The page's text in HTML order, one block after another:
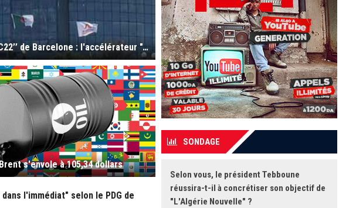
Salon Mondial ‘’MWC22’’ de Barcelone : l'accélérateur "Algeria Venture" au rendez-vous
s'envole à 105,34 dollars
l'immédiat" selon le PDG de
SONDAGE
Selon vous, le président Tebboune
réussira-t-il à concrétiser son objectif de
"L'Algérie Nouvelle" ?